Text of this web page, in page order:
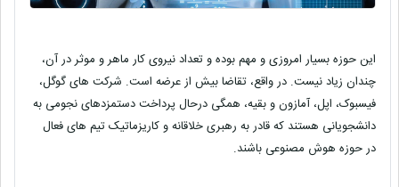
این حوزه بسیار امروزی و مهم بوده و تعداد نیروی کار ماهر و موثر در آن،
چندان زیاد نیست. در واقع، تقاضا بیش از عرضه است. شرکت های گوگل،
فیسبوک، اپل، آمازون و بقیه، همگی درحال پرداخت دستمزدهای نجومی به
دانشجویانی هستند که قادر به رهبری خلاقانه و کاریزماتیک تیم های فعال
در حوزه هوش مصنوعی باشند.